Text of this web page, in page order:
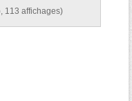
113 affichages)